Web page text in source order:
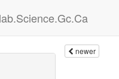
newer